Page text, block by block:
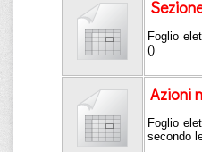
Foglio
()
Azioni
Foglio
secondo